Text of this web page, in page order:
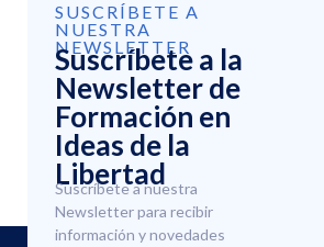
SUSCRÍBETE A
NUESTRA
NEWSLETTER
Suscríbete a la
Newsletter de
Formación en
Ideas de la
Libertad
Suscríbete a nuestra
Newsletter para recibir
información y novedades